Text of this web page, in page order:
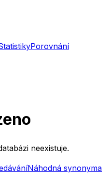
Porovnání
neexistuje.
Náhodná synonyma